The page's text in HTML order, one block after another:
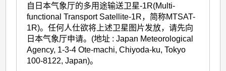
自日本气象厅的多用途输送卫星-1R(Multi-
functional Transport Satellite-1R，简称MTSAT-
1R)。任何人仕欲将上述卫星图片发放，请先向
日本气象厅申请。(地址 : Japan Meteorological
Agency, 1-3-4 Ote-machi, Chiyoda-ku, Tokyo
100-8122, Japan)。